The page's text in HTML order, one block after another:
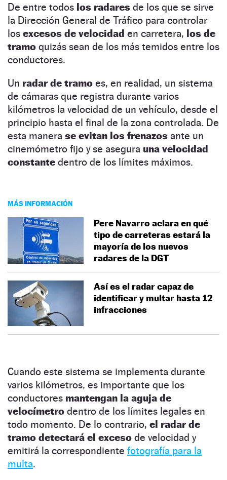
De entre todos los radares de los que se sirve
la Dirección General de Tráfico para controlar
los excesos de velocidad en carretera, los de
tramo quizás sean de los más temidos entre los
conductores.
Un radar de tramo es, en realidad, un sistema
de cámaras que registra durante varios
kilómetros la velocidad de un vehículo, desde el
principio hasta el final de la zona controlada. De
esta manera se evitan los frenazos ante un
cinemómetro fijo y se asegura una velocidad
constante dentro de los límites máximos.
MÁS INFORMACIÓN
Pere Navarro aclara en qué
tipo de carreteras estará la
mayoría de los nuevos
radares de la DGT
Así es el radar capaz de
identificar y multar hasta 12
infracciones
Cuando este sistema se implementa durante
varios kilómetros, es importante que los
conductores mantengan la aguja de
velocímetro dentro de los límites legales en
todo momento. De lo contrario, el radar de
tramo detectará el exceso de velocidad y
emitirá la correspondiente fotografía para la
multa.